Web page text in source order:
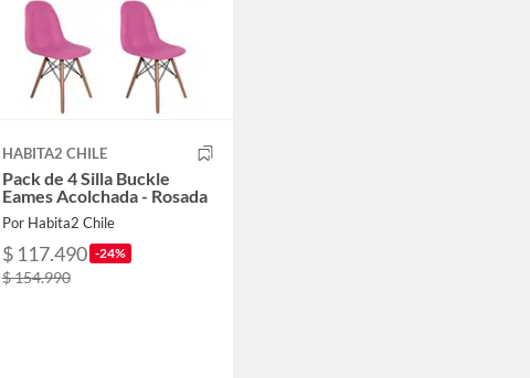
HABITA2 CHILE
Pack de 4 Silla Buckle
Eames Acolchada - Rosada
Por Habita2 Chile
$ 117.490 -24%
$ 154.990